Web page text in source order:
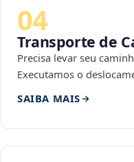
04
Transporte de
Precisa levar seu
Executamos o
SAIBA MAIS